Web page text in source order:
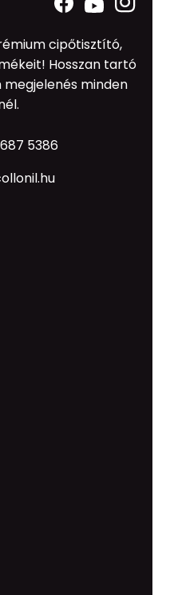
cipőtisztító,
Hosszan tartó
minden
5386